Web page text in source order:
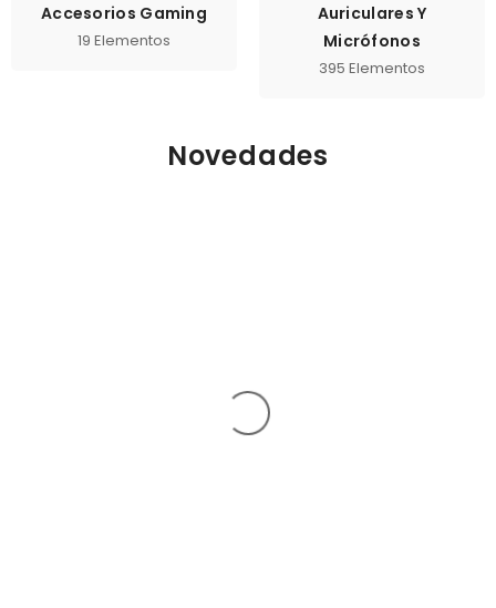
Accesorios Gaming
19 Elementos
Auriculares Y
Micrófonos
395 Elementos
Novedades